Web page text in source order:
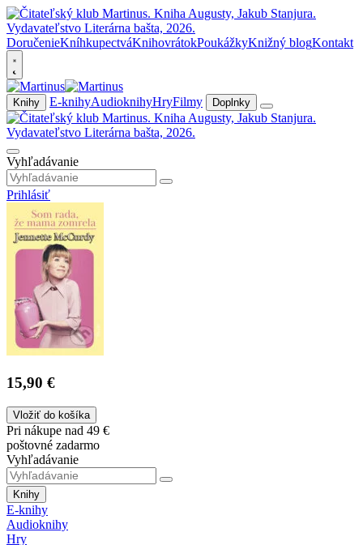
DoručenieKníhkupectváKnihovrátokPoukážkyKnižný blogKontakt
Knihy E-knihyAudioknihyHryFilmy Doplnky
Vyhľadávanie
Prihlásiť
15,90 €
Vložiť do košíka
Pri nákupe nad 49 €
poštovné zadarmo
Vyhľadávanie
Knihy
E-knihy
Audioknihy
Hry